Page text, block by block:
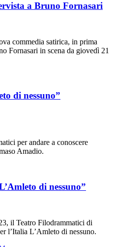
a Bruno Fornasari
commedia satirica, in prima
Fornasari in scena da giovedì 21
di nessuno”
per andare a conoscere
Amadio.
di nessuno”
il Teatro Filodrammatici di
l’Italia L’Amleto di nessuno.